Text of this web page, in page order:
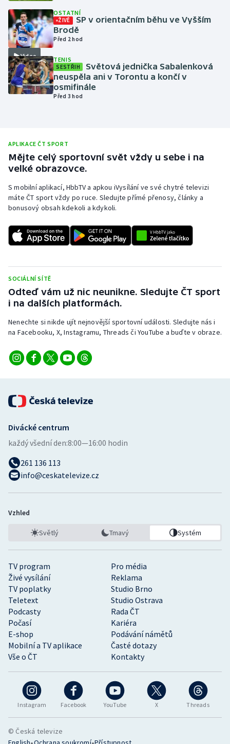
Moderní pětiboj
Motorsport
Olympijské hry
Parasport
Plážový volejbal
Ragby
Rychlobruslení
Short track
Sportovní střelba
Stolní tenis
Vodní slalom
Video
OSTATNÍ
ŽIVĚ
SP v orientačním běhu ve Vyšším
Brodě
Před 2 hod
TENIS
SESTŘIH
Světová jednička Sabalenková
neuspěla ani v Torontu a končí v
osmifinále
Před 3 hod
APLIKACE ČT SPORT
Mějte celý sportovní svět vždy u sebe i na
velké obrazovce.
S mobilní aplikací, HbbTV a apkou iVysílání ve své chytré televizi
máte ČT sport vždy po ruce. Sledujte přímé přenosy, články a
bonusový obsah kdekoli a kdykoli.
SOCIÁLNÍ SÍTĚ
Odteď vám už nic neunikne. Sledujte ČT sport
i na dalších platformách.
Nenechte si nikde ujít nejnovější sportovní události. Sledujte nás i
na Facebooku, X, Instagramu, Threads či YouTube a buďte v obraze.
Instagram Facebook YouTube X Threads
TV program
Pro média
Živé vysílání
Reklama
TV poplatky
Studio Brno
Teletext
Studio Ostrava
Podcasty
Rada ČT
Počasí
Kariéra
E-shop
Podávání námětů
Mobilní a TV aplikace
Časté dotazy
Vše o ČT
Kontakty
Divácké centrum
každý všední den:8:00—16:00 hodin
261 136 113
info@ceskatelevize.cz
Vzhled
Světlý Tmavý Systém
© Česká televize